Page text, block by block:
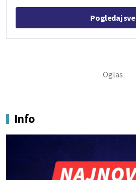
Pogledaj sve
Info